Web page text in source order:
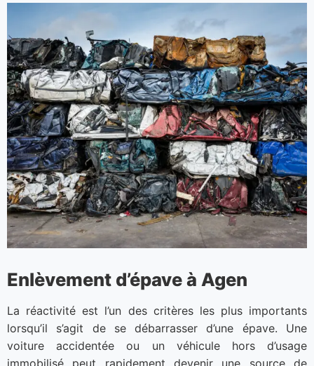
Enlèvement d’épave à Agen
La réactivité est l’un des critères les plus importants
lorsqu’il s’agit de se débarrasser d’une épave. Une
voiture accidentée ou un véhicule hors d’usage